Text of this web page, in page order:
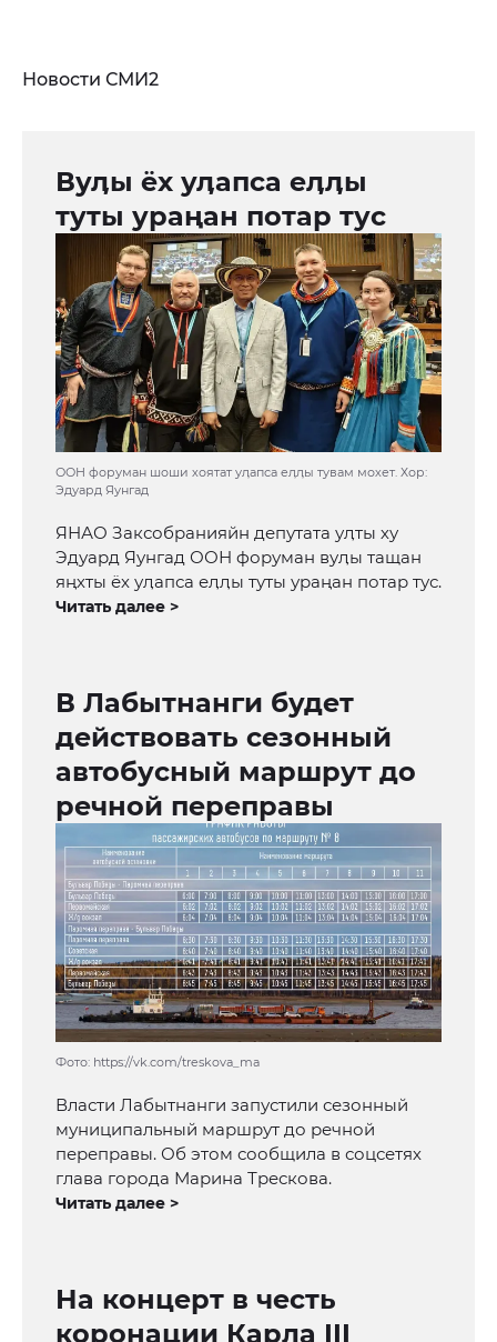
Новости СМИ2
Вуӆы ёх уӆапса еӆӆы
туты ураңан потар тус
ООН форуман шоши хоятат уӆапса еӆӆы тувам мохет. Хор:
Эдуард Яунгад
ЯНАО Заксобранияйн депутата уӆты ху
Эдуард Яунгад ООН форуман вуӆы тащан
яңхты ёх уӆапса еӆӆы туты ураңан потар тус.
Читать далее >
В Лабытнанги будет
действовать сезонный
автобусный маршрут до
речной переправы
Фото: https://vk.com/treskova_ma
Власти Лабытнанги запустили сезонный
муниципальный маршрут до речной
переправы. Об этом сообщила в соцсетях
глава города Марина Трескова.
Читать далее >
На концерт в честь
коронации Карла III